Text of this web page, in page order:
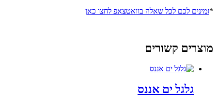
*זמינים לכם לכל שאלה בוואטצאפ לחצו כאן
מוצרים קשורים
גלגל ים אננס